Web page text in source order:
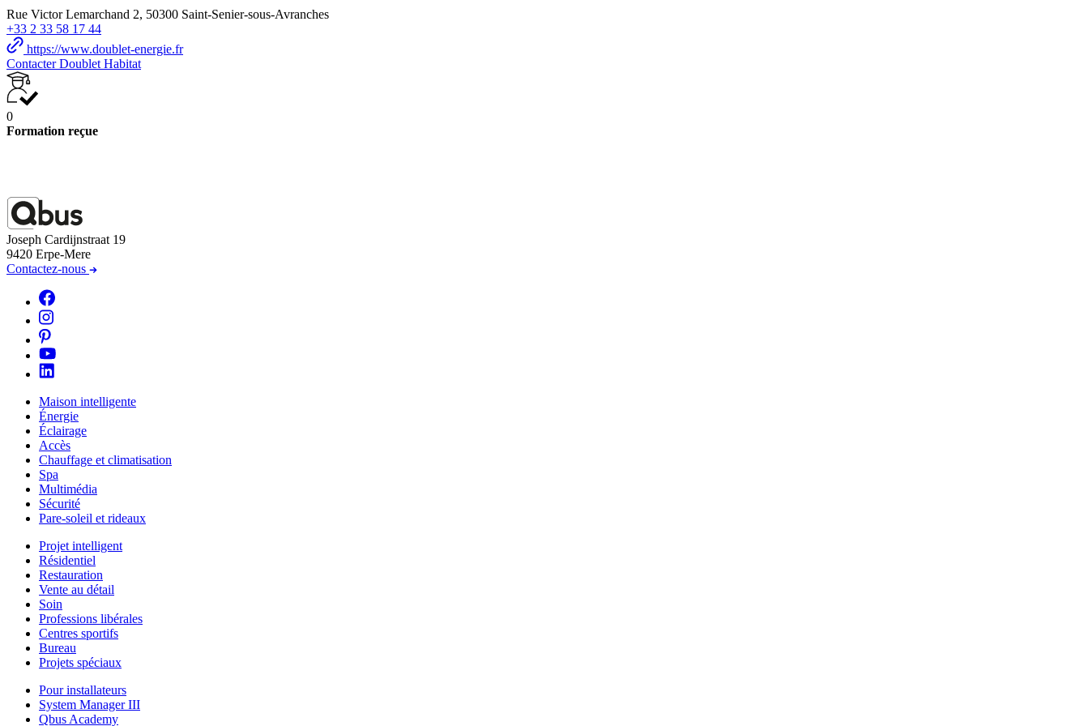
Rue Victor Lemarchand 2, 50300 Saint-Senier-sous-Avranches
+33 2 33 58 17 44
https://www.doublet-energie.fr
Contacter Doublet Habitat
0
Formation reçue
Joseph Cardijnstraat 19
9420 Erpe-Mere
Contactez-nous
Maison intelligente
Énergie
Éclairage
Accès
Chauffage et climatisation
Spa
Multimédia
Sécurité
Pare-soleil et rideaux
Projet intelligent
Résidentiel
Restauration
Vente au détail
Soin
Professions libérales
Centres sportifs
Bureau
Projets spéciaux
Pour installateurs
System Manager III
Qbus Academy